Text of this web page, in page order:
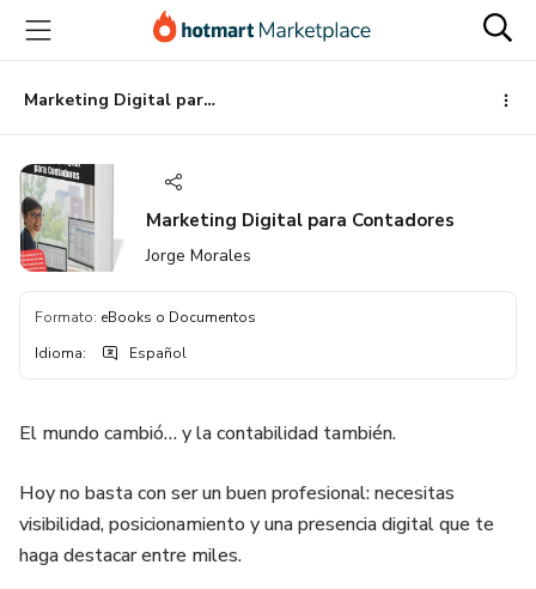
principal
página
de
página
Marketing Digital para Contadores
Marketing Digital para Contadores
Jorge Morales
Formato: eBooks o Documentos
Idioma: Español
El mundo cambió… y la contabilidad también.
Hoy no basta con ser un buen profesional: necesitas
visibilidad, posicionamiento y una presencia digital que te
haga destacar entre miles.